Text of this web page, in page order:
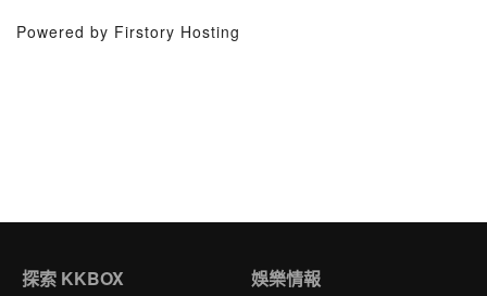
Powered by Firstory Hosting
探索 KKBOX 娛樂情報